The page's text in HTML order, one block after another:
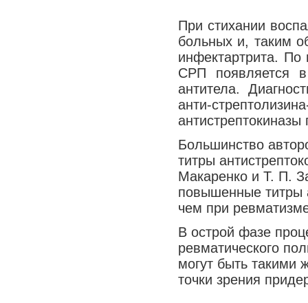
При стихании
больных и, таким
инфектартрита.
СРП появляется в
антитела.
анти-
Большинство
титры
Макаренко и Т. П.
повышенные титры
чем при
В острой фазе
ревматического
могут быть такими
точки зрения